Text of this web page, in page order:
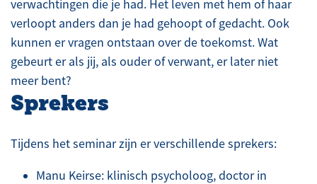
verwachtingen die je had. Het leven met hem of haar
verloopt anders dan je had gehoopt of gedacht. Ook
kunnen er vragen ontstaan over de toekomst. Wat
gebeurt er als jij, als ouder of verwant, er later niet
meer bent?
Sprekers
Tijdens het seminar zijn er verschillende sprekers:
Manu Keirse: klinisch psycholoog, doctor in